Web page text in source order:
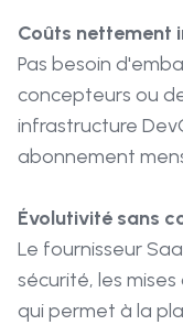
Coûts nettement
Pas besoin
concepteurs ou
infrastructure
abonnement
Évolutivité sans
Le fournisseur
sécurité, les
qui permet à la